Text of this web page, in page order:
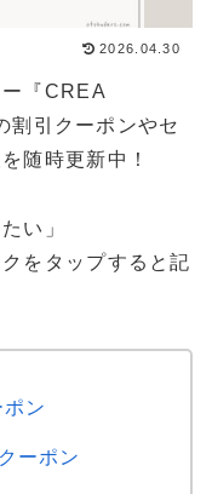
2026.04.30
『CREA
割引クーポンやセ
随時更新中！
い」
をタップすると記
ン
ーポン